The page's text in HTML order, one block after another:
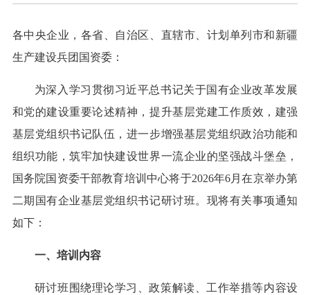
各中央企业，各省、自治区、直辖市、计划单列市和新疆
生产建设兵团国资委：
为深入学习贯彻习近平总书记关于国有企业改革发展
和党的建设重要论述精神，提升基层党建工作质效，建强
基层党组织书记队伍，进一步增强基层党组织政治功能和
组织功能，筑牢加快建设世界一流企业的坚强战斗堡垒，
国务院国资委干部教育培训中心将于2026年6月在京举办第
二期国有企业基层党组织书记研讨班。现将有关事项通知
如下：
一、培训内容
研讨班围绕理论学习、政策解读、工作举措等内容设